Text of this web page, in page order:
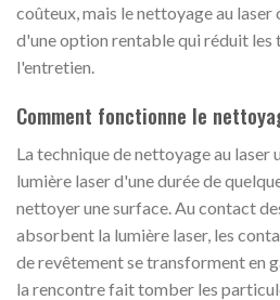
coûteux, mais le nettoyage au laser
d'une option rentable qui réduit les
l'entretien.
Comment fonctionne le
La technique de nettoyage au laser
lumière laser d'une durée de
nettoyer une surface. Au contact
absorbent la lumière laser, les
de revêtement se transforment en
la rencontre fait tomber les